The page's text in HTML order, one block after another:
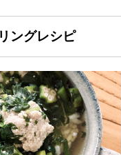
ングレシピ